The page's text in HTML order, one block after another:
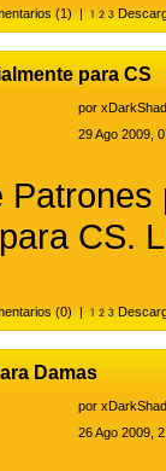
(1) |
para CS
por
29 Ago 2009,
CS.
(0) |
Damas
por
26 Ago 2009,